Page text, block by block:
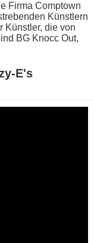
Firma Comptown
Künstlern
Künstler, d​ie von
BG Knocc Out,
E's